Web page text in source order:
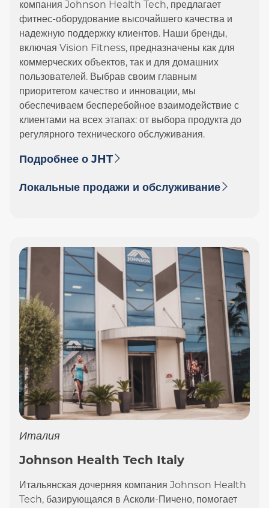
компания Johnson Health Tech, предлагает
фитнес-оборудование высочайшего качества и
надежную поддержку клиентов. Наши бренды,
включая Vision Fitness, предназначены как для
коммерческих объектов, так и для домашних
пользователей. Выбрав своим главным
приоритетом качество и инновации, мы
обеспечиваем бесперебойное взаимодействие с
клиентами на всех этапах: от выбора продукта до
регулярного технического обслуживания.
Подробнее о JHT
Локальные продажи и обслуживание
Италия
Johnson Health Tech Italy
Итальянская дочерняя компания Johnson Health
Tech, базирующаяся в Асколи-Пичено, помогает